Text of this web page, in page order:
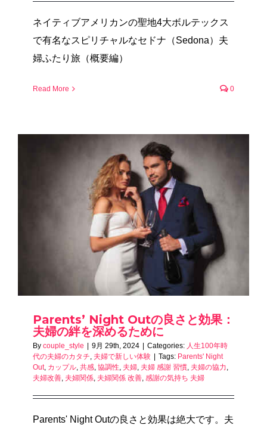
ネイティブアメリカンの聖地4大ボルテックス
で有名なスピリチャルなセドナ（Sedona）夫
婦ふたり旅（概要編）
Read More 0
Parents’ Night Outの良さと効果：
夫婦の絆を深めるために
By couple_style 9月 29th, 2024 Categories: 人生100年時
代の夫婦のカタチ, 夫婦で新しい体験 Tags: Parents' Night
Out, カップル, 共感, 協調性, 夫婦, 夫婦 感謝 習慣, 夫婦の協力,
夫婦改善, 夫婦関係, 夫婦関係 改善, 感謝の気持ち 夫婦
Parents' Night Outの良さと効果は絶大です。夫